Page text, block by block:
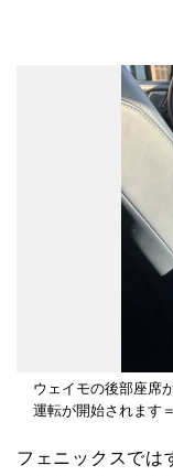
ウェイモの後部座席
運転が開始されます
フェニックスでは